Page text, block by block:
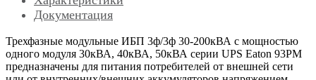
Документация
Трехфазные модульные ИБП 3ф/3ф 30-200кВА с мощностью
одного модуля 30кВА, 40кВА, 50кВА серии UPS Eaton 93PM
предназначены для питания потребителей от внешней сети